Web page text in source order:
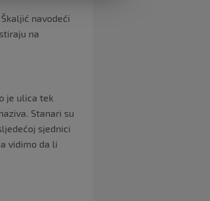
navodeći
na
je ulica tek
Stanari su
sjednici
vidimo da li